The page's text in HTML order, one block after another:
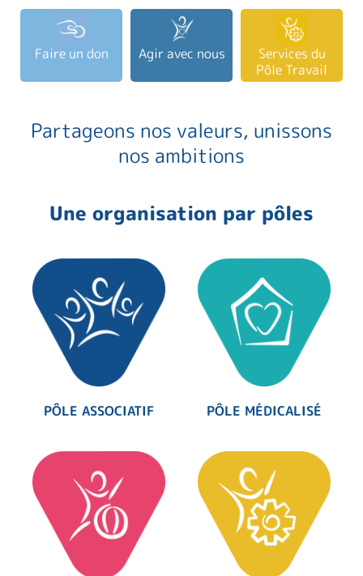
Faire un don Agir avec nous
Services du
Pôle Travail
Partageons nos valeurs, unissons
nos ambitions
Une organisation par pôles
PÔLE ASSOCIATIF PÔLE MÉDICALISÉ